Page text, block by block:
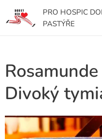
PRO HOSPIC
PASTÝŘE
Divoký